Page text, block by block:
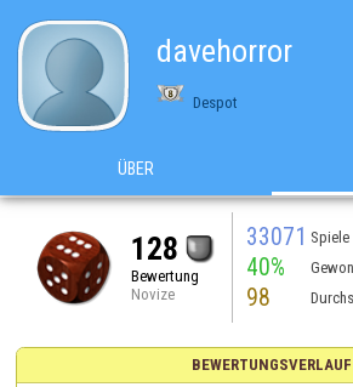
davehorror
Despot
ÜBER
128
Bewertung
Novize
33071 Spiele
40%
98
BEWERTUNGSVERLAUF